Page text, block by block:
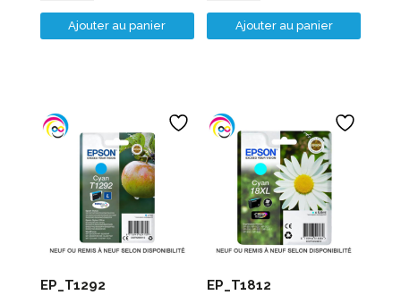
de
EP_T1293
Ajouter au panier
de
EP_T1294
Ajouter au panier
EP_T1292 EP_T1812